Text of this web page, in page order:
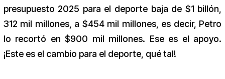
presupuesto 2025 para el deporte baja de $1 billón,
312 mil millones, a $454 mil millones, es decir, Petro
lo recortó en $900 mil millones. Ese es el apoyo.
¡Este es el cambio para el deporte, qué tal!